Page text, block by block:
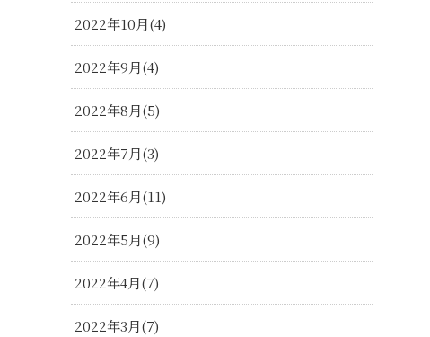
2022年10月 4
2022年9月 4
2022年8月 5
2022年7月 3
2022年6月 11
2022年5月 9
2022年4月 7
2022年3月 7